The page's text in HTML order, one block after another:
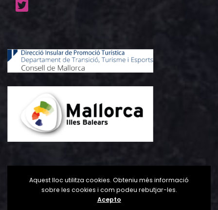
Aquest lloc utilitza cookies. Obteniu més informació
sobre les cookies i com podeu rebutjar-les.
Acepto